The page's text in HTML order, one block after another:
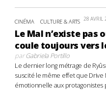
CINÉMA CULTURE & ARTS 28 AVRIL
Le Mal n’existe pas
coule toujours vers
parGabriela Portillo
Le dernier long métrage de
suscité le même effet que Drive
émotionnelle aux